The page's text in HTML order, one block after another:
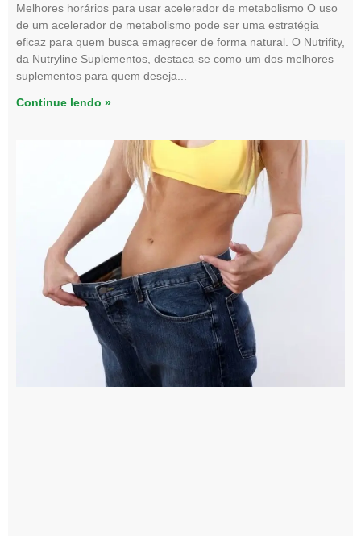
Melhores horários para usar acelerador de metabolismo O uso
de um acelerador de metabolismo pode ser uma estratégia
eficaz para quem busca emagrecer de forma natural. O Nutrifity,
da Nutryline Suplementos, destaca-se como um dos melhores
suplementos para quem deseja
Continue lendo »